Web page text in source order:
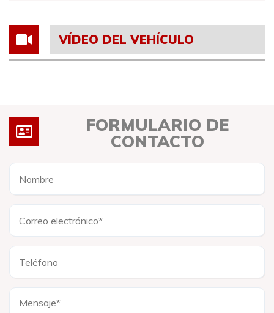
VÍDEO DEL VEHÍCULO
FORMULARIO DE
CONTACTO